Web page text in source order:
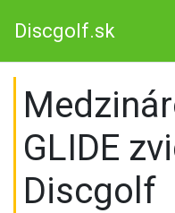
Discgolf.sk
GLIDE
Discgolf